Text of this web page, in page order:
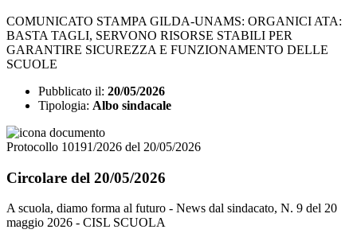
COMUNICATO STAMPA GILDA-UNAMS: ORGANICI ATA:
BASTA TAGLI, SERVONO RISORSE STABILI PER
GARANTIRE SICUREZZA E FUNZIONAMENTO DELLE
SCUOLE
Pubblicato il: 20/05/2026
Tipologia: Albo sindacale
Protocollo 10191/2026 del 20/05/2026
Circolare del 20/05/2026
A scuola, diamo forma al futuro - News dal sindacato, N. 9 del 20
maggio 2026 - CISL SCUOLA